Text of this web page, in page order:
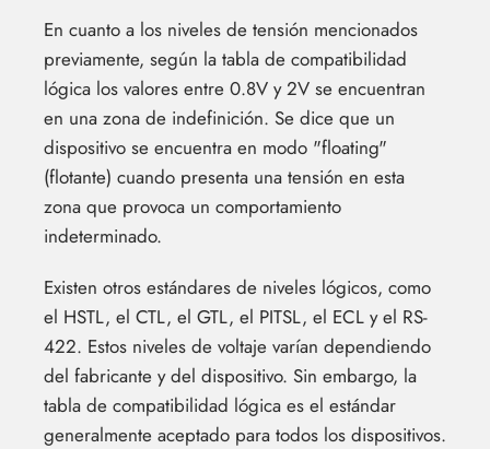
En cuanto a los niveles de tensión mencionados
previamente, según la tabla de compatibilidad
lógica los valores entre 0.8V y 2V se encuentran
en una zona de indefinición. Se dice que un
dispositivo se encuentra en modo "floating"
(flotante) cuando presenta una tensión en esta
zona que provoca un comportamiento
indeterminado.
Existen otros estándares de niveles lógicos, como
el HSTL, el CTL, el GTL, el PITSL, el ECL y el RS-
422. Estos niveles de voltaje varían dependiendo
del fabricante y del dispositivo. Sin embargo, la
tabla de compatibilidad lógica es el estándar
generalmente aceptado para todos los dispositivos.